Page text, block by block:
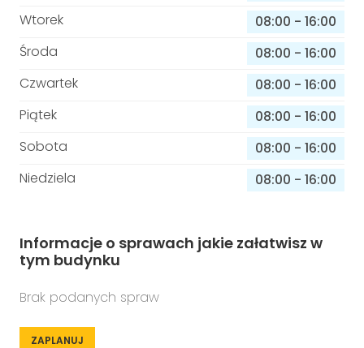
Wtorek
08:00 - 16:00
Środa
08:00 - 16:00
Czwartek
08:00 - 16:00
Piątek
08:00 - 16:00
Sobota
08:00 - 16:00
Niedziela
08:00 - 16:00
Informacje o sprawach jakie załatwisz w
tym budynku
Brak podanych spraw
ZAPLANUJ